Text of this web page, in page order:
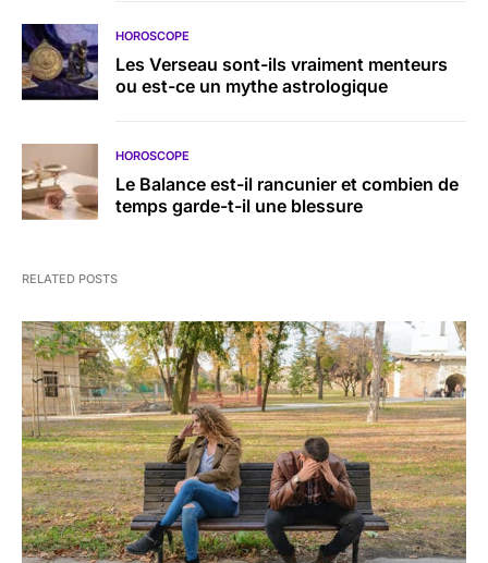
HOROSCOPE
Les Verseau sont-ils vraiment menteurs
ou est-ce un mythe astrologique
HOROSCOPE
Le Balance est-il rancunier et combien de
temps garde-t-il une blessure
RELATED POSTS